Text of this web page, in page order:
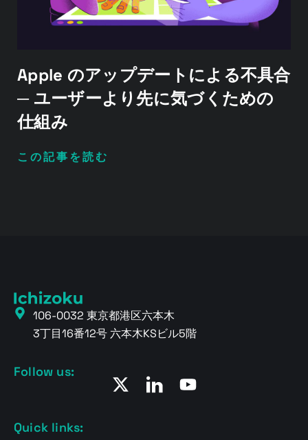
Apple のアップデートによる不具合
─ ユーザーより先に気づくための
仕組み
この記事を読む
106-0032 東京都港区六本木
3丁目16番12号 六本木KSビル5階
Quick links:
Follow us: